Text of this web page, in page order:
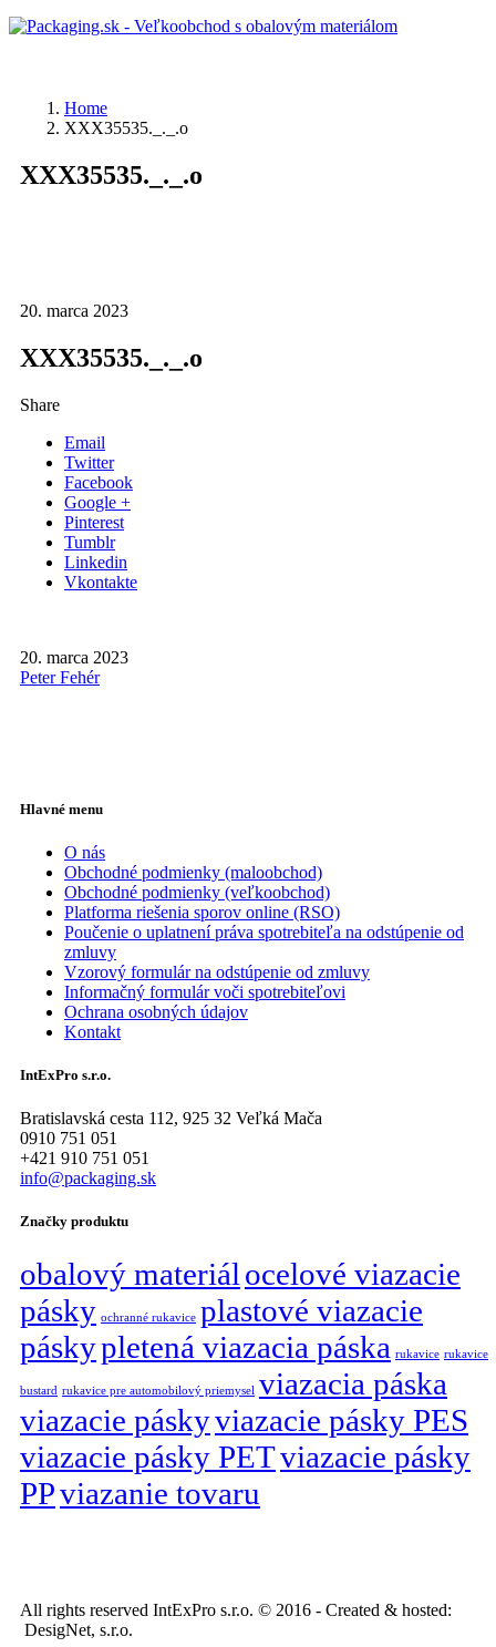
Home
XXX35535._._.o
XXX35535._._.o
20. marca 2023
XXX35535._._.o
Share
Email
Twitter
Facebook
Google +
Pinterest
Tumblr
Linkedin
Vkontakte
20. marca 2023
Peter Fehér
Hlavné menu
O nás
Obchodné podmienky (maloobchod)
Obchodné podmienky (veľkoobchod)
Platforma riešenia sporov online (RSO)
Poučenie o uplatnení práva spotrebiteľa na odstúpenie od
zmluvy
Vzorový formulár na odstúpenie od zmluvy
Informačný formulár voči spotrebiteľovi
Ochrana osobných údajov
Kontakt
IntExPro s.r.o.
Bratislavská cesta 112, 925 32 Veľká Mača
0910 751 051
+421 910 751 051
info@packaging.sk
Značky produktu
obalový materiál ocelové viazacie
pásky ochranné rukavice plastové viazacie
páskypletená viazacia páska rukavice rukavice
bustard rukavice pre automobilový priemysel viazacia páska
viazacie páskyviazacie pásky PES
viazacie pásky PETviazacie pásky
PPviazanie tovaru
All rights reserved IntExPro s.r.o. © 2016 - Created & hosted:
DesigNet, s.r.o.